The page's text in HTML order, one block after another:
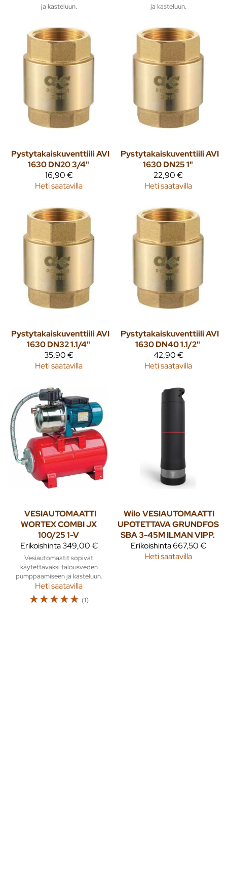
ja kasteluun.
ja kasteluun.
Pystytakaiskuventtiili AVI
1630 DN20 3/4"
16,90 €
Heti saatavilla
Pystytakaiskuventtiili AVI
1630 DN25 1"
22,90 €
Heti saatavilla
Pystytakaiskuventtiili AVI
1630 DN32 1.1/4"
35,90 €
Heti saatavilla
Pystytakaiskuventtiili AVI
1630 DN40 1.1/2"
42,90 €
Heti saatavilla
VESIAUTOMAATTI
WORTEX COMBI JX
100/25 1-V
Erikoishinta349,00 €
Vesiautomaatit sopivat
käytettäväksi talousveden
pumppaamiseen ja kasteluun.
Heti saatavilla
☆☆☆☆☆ (1)
Wilo VESIAUTOMAATTI
UPOTETTAVA GRUNDFOS
SBA 3-45M ILMAN VIPP.
Erikoishinta667,50 €
Heti saatavilla